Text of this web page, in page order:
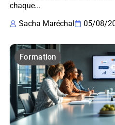
chaque...
Sacha Maréchal
05/08/
Formation